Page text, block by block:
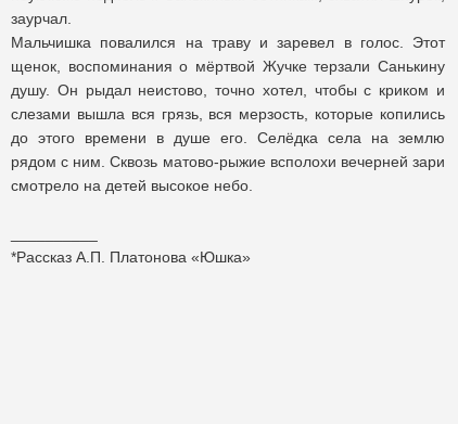
заурчал.
Мальчишка повалился на траву и заревел в голос. Этот
щенок, воспоминания о мёртвой Жучке терзали Санькину
душу. Он рыдал неистово, точно хотел, чтобы с криком и
слезами вышла вся грязь, вся мерзость, которые копились
до этого времени в душе его. Селёдка села на землю
рядом с ним. Сквозь матово-рыжие всполохи вечерней зари
смотрело на детей высокое небо.
*Рассказ А.П. Платонова «Юшка»